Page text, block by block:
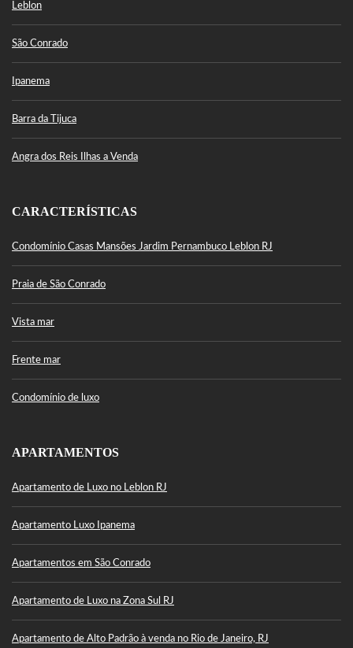
Leblon
São Conrado
Ipanema
Barra da Tijuca
Angra dos Reis Ilhas a Venda
CARACTERÍSTICAS
Condomínio Casas Mansões Jardim Pernambuco Leblon RJ
Praia de São Conrado
Vista mar
Frente mar
Condomínio de luxo
APARTAMENTOS
Apartamento de Luxo no Leblon RJ
Apartamento Luxo Ipanema
Apartamentos em São Conrado
Apartamento de Luxo na Zona Sul RJ
Apartamento de Alto Padrão à venda no Rio de Janeiro, RJ